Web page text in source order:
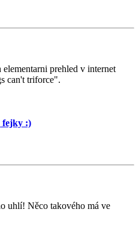
prehled v internet
can't triforce".
fejky :)
uhlí! Něco takového má ve